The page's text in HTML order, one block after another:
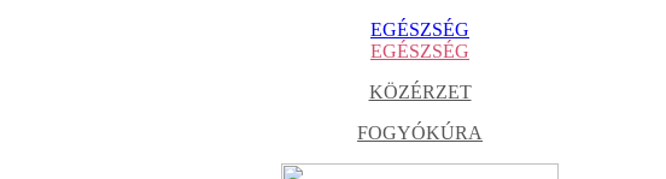
EGÉSZSÉG
EGÉSZSÉG
KÖZÉRZET
FOGYÓKÚRA